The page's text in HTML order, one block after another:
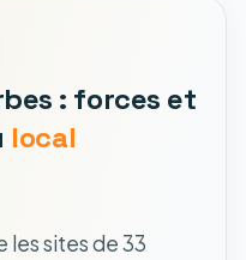
: forces et
local
les sites de 33